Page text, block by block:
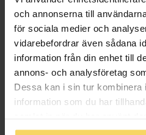
och annonserna till
för sociala medier och
vidarebefordrar även sådana
information från din enhet till
annons- och analysföretag
Dessa kan i sin tur kombinera
information som du har
Beställningsvara - Max 15
Info
Bredd ca (mm)
5
Höjd ca (mm)
Varumärke